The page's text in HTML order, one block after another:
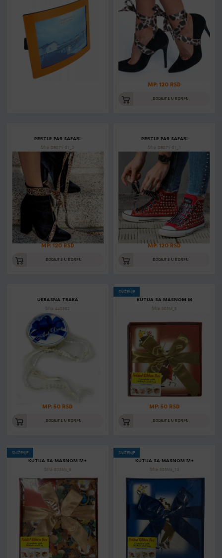
MP: 120 RSD
DODAJTE U KORPU
PERTLE PAR SAFARI
Šifra: DB071-01_2
MP: 120 RSD
DODAJTE U KORPU
PERTLE PAR SAFARI
Šifra: DB071-01_1
MP: 120 RSD
DODAJTE U KORPU
UKRASNA TRAKA
Šifra: 440602
MP: 50 RSD
DODAJTE U KORPU
SNIŽENJE
KUTIJA SA MASNOM M
Šifra: 803M_8
MP: 50 RSD
DODAJTE U KORPU
SNIŽENJE
KUTIJA SA MASNOM M+
Šifra: 803Mx_9
SNIŽENJE
KUTIJA SA MASNOM M+
Šifra: 803Mx_10